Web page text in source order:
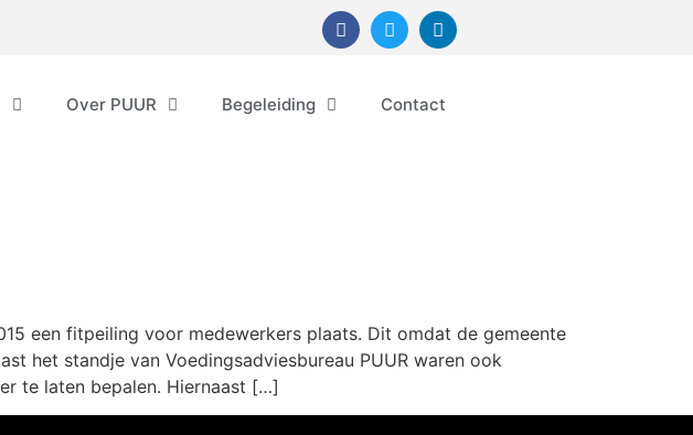
Over PUUR Begeleiding Contact
een fitpeiling voor medewerkers plaats. Dit omdat de gemeente
het standje van Voedingsadviesbureau PUUR waren ook
te laten bepalen. Hiernaast […]